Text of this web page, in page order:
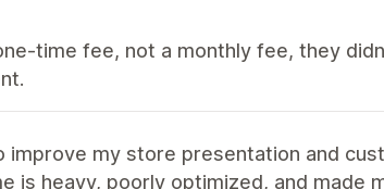
time fee, not a monthly fee, they
my store presentation and
is heavy, poorly optimized, and made